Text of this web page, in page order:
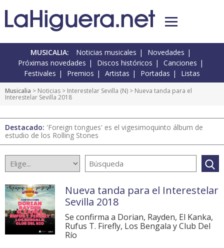
MUSICALIA: Noticias musicales
Novedades
Próximas novedades
Discos históricos
Canciones
Festivales
Premios Artistas Portadas Listas
Musicalia > Noticias > Interestelar Sevilla (N) > Nueva tanda para el
Interestelar Sevilla 2018
Destacado: 'Foreign tongues' es el vigesimoquinto álbum de
estudio de los Rolling Stones
Nueva tanda para el Interestelar
Sevilla 2018
Se confirma a Dorian, Rayden, El Kanka,
Rufus T. Firefly, Los Bengala y Club Del
Río